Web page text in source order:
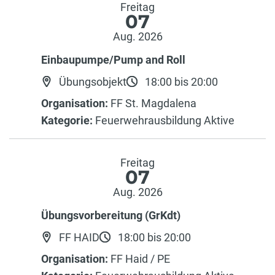
Freitag
07
Aug. 2026
Einbaupumpe/Pump and Roll
Übungsobjekt
18:00 bis 20:00
Organisation: FF St. Magdalena
Kategorie: Feuerwehrausbildung Aktive
Freitag
07
Aug. 2026
Übungsvorbereitung (GrKdt)
FF HAID
18:00 bis 20:00
Organisation: FF Haid / PE